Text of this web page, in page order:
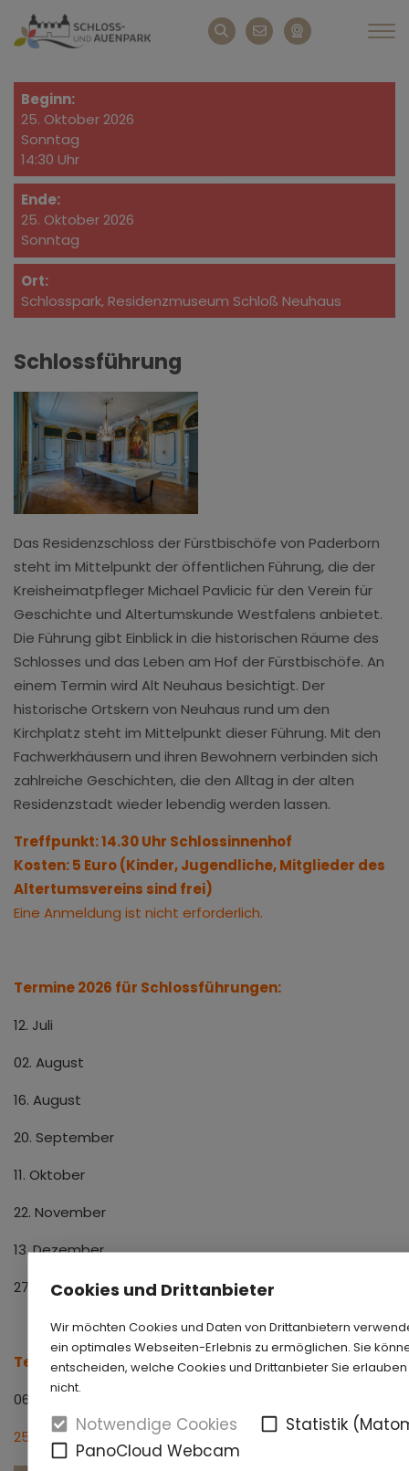
Cookies und Drittanbieter
Wir möchten Cookies und Daten von Drittanbietern
ein optimales Webseiten-Erlebnis zu ermöglichen. Sie
entscheiden, welche Cookies und Drittanbieter Sie
nicht.
Notwendige Cookies
Statistik
PanoCloud Webcam
Beginn:
25. Oktober 2026
Sonntag
14:30 Uhr
Ende:
25. Oktober 2026
Sonntag
Ort:
Schlosspark, Residenzmuseum Schloß Neuhaus
Schlossführung
Das Residenzschloss der Fürstbischöfe von Paderborn
steht im Mittelpunkt der öffentlichen Führung, die der
Kreisheimatpfleger Michael Pavlicic für den Verein für
Geschichte und Altertumskunde Westfalens anbietet.
Die Führung gibt Einblick in die historischen Räume des
Schlosses und das Leben am Hof der Fürstbischöfe. An
einem Termin wird Alt Neuhaus besichtigt. Der
historische Ortskern von Neuhaus rund um den
Kirchplatz steht im Mittelpunkt dieser Führung. Mit den
Fachwerkhäusern und ihren Bewohnern verbinden sich
zahlreiche Geschichten, die den Alltag in der alten
Residenzstadt wieder lebendig werden lassen.
Treffpunkt: 14.30 Uhr Schlossinnenhof
Kosten: 5 Euro (Kinder, Jugendliche, Mitglieder des
Altertumsvereins sind frei)
Eine Anmeldung ist nicht erforderlich.
Termine 2026 für Schlossführungen:
12. Juli
02. August
16. August
20. September
11. Oktober
22. November
13. Dezember
27. Dezember
Termin 2026 für Altstadtführung:
06. September
25. Oktober